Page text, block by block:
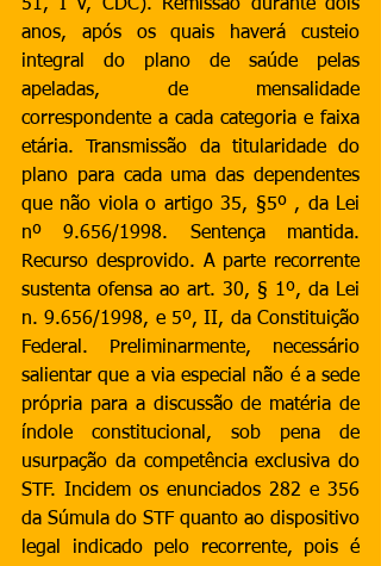
51, I V, CDC). Remissão durante dois
anos, após os quais haverá custeio
integral do plano de saúde pelas
apeladas, de mensalidade
correspondente a cada categoria e faixa
etária. Transmissão da titularidade do
plano para cada uma das dependentes
que não viola o artigo 35, §5º , da Lei
nº 9.656/1998. Sentença mantida.
Recurso desprovido. A parte recorrente
sustenta ofensa ao art. 30, § 1º, da Lei
n. 9.656/1998, e 5º, II, da Constituição
Federal. Preliminarmente, necessário
salientar que a via especial não é a sede
própria para a discussão de matéria de
índole constitucional, sob pena de
usurpação da competência exclusiva do
STF. Incidem os enunciados 282 e 356
da Súmula do STF quanto ao dispositivo
legal indicado pelo recorrente, pois é